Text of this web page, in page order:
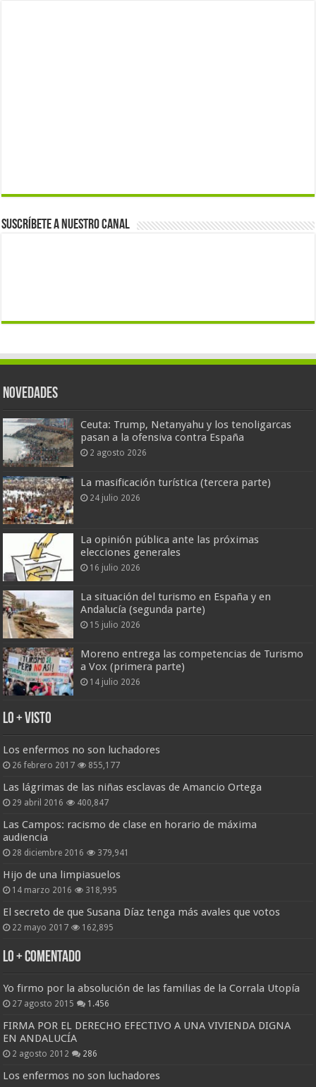
Suscríbete a nuestro canal
Novedades
Ceuta: Trump, Netanyahu y los tenoligarcas
pasan a la ofensiva contra España
2 agosto 2026
La masificación turística (tercera parte)
24 julio 2026
La opinión pública ante las próximas
elecciones generales
16 julio 2026
La situación del turismo en España y en
Andalucía (segunda parte)
15 julio 2026
Moreno entrega las competencias de Turismo
a Vox (primera parte)
14 julio 2026
Lo + Visto
Los enfermos no son luchadores
26 febrero 2017 855,177
Las lágrimas de las niñas esclavas de Amancio Ortega
29 abril 2016 400,847
Las Campos: racismo de clase en horario de máxima
audiencia
28 diciembre 2016 379,941
Hijo de una limpiasuelos
14 marzo 2016 318,995
El secreto de que Susana Díaz tenga más avales que votos
22 mayo 2017 162,895
Lo + Comentado
Yo firmo por la absolución de las familias de la Corrala Utopía
27 agosto 2015 1.456
FIRMA POR EL DERECHO EFECTIVO A UNA VIVIENDA DIGNA
EN ANDALUCÍA
2 agosto 2012 286
Los enfermos no son luchadores